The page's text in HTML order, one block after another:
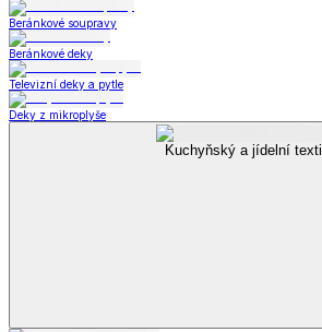
Beránkové soupravy
Beránkové deky
Televizní deky a pytle
Deky z mikroplyše
Kuchyňský a jídelní textil